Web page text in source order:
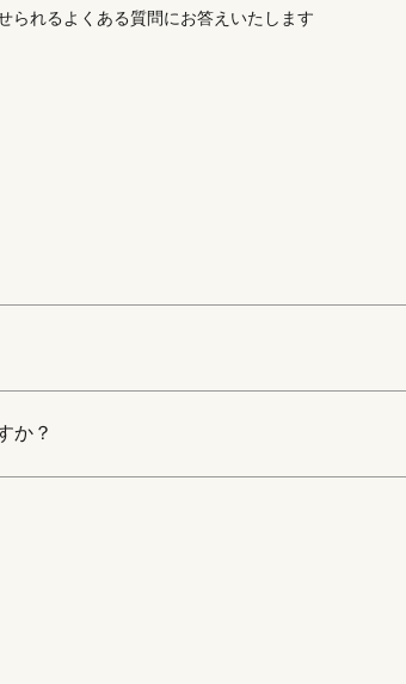
られるよくある質問にお答えいたします
か？